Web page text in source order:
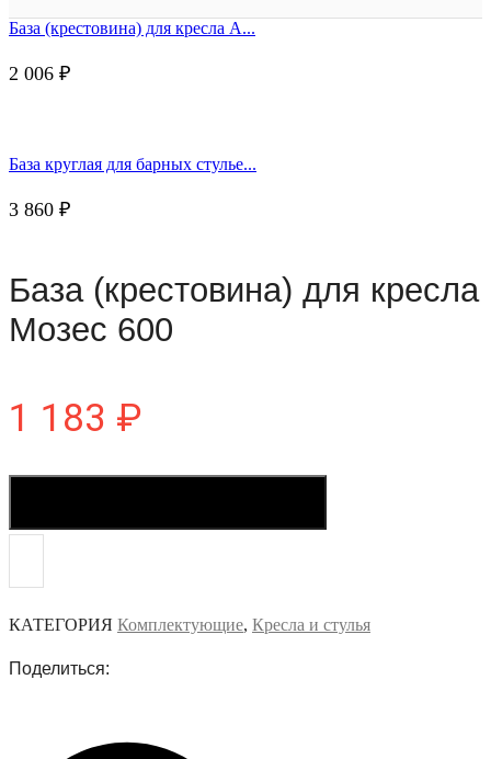
База (крестовина) для кресла А...
2 006 ₽
База круглая для барных стулье...
3 860 ₽
База (крестовина) для кресла
Мозес 600
1 183 ₽
КАТЕГОРИЯ Комплектующие, Кресла и стулья
Поделиться: